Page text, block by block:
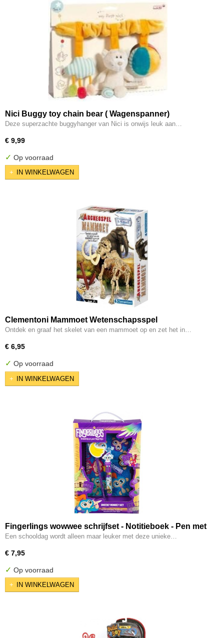
Nici Buggy toy chain bear ( Wagenspanner)
Deze superzachte buggyhanger van Nici is onwijs leuk aan…
€ 9,99
✓ Op voorraad
IN WINKELWAGEN
Clementoni Mammoet Wetenschapsspel
Ontdek en graaf het skelet van een mammoet op en zet het in…
€ 6,95
✓ Op voorraad
IN WINKELWAGEN
Fingerlings wowwee schrijfset - Notitieboek - Pen met
10 kleuren - Potlood gum
Een schooldag wordt alleen maar leuker met deze unieke…
€ 7,95
✓ Op voorraad
IN WINKELWAGEN